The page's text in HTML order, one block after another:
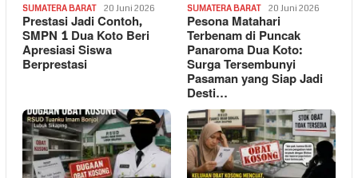
SUMATERA BARAT 20 Juni 2026
Prestasi Jadi Contoh,
SMPN 1 Dua Koto Beri
Apresiasi Siswa
Berprestasi
SUMATERA BARAT 20 Juni 2026
Pesona Matahari
Terbenam di Puncak
Panaroma Dua Koto:
Surga Tersembunyi
Pasaman yang Siap Jadi
Desti…